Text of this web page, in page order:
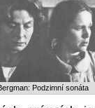
Podzimní sonáta